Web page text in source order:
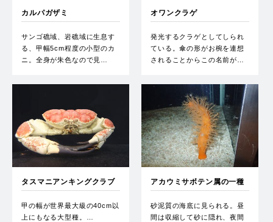
カルパガザミ
サンゴ礁域、岩礁域に生息す
る、甲幅5cm程度の小型のカ
ニ。全身が朱色なので見…
オワンクラゲ
発光するクラゲとしてしられ
ている。傘の形がお椀を連想
されることからこの名前が…
タスマニアンキングクラブ
甲の幅が世界最大級の40cm以
上にもなる大型種。…
アカウミサボテン属の一種
砂泥質の海底に見られる。昼
間は収縮して砂に隠れ、夜間